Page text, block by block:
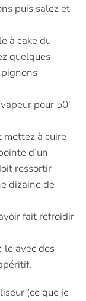
puis salez et
à cake du
quelques
pour 50′
mettez à cuire
d’un
ressortir
dizaine de
fait refroidir
le avec des
(ce que je